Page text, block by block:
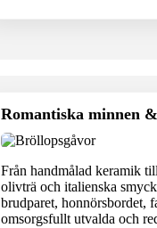
Romantiska minnen
Från handmålad keramik
olivträ och italienska
brudparet, honnörsbordet,
omsorgsfullt utvalda och